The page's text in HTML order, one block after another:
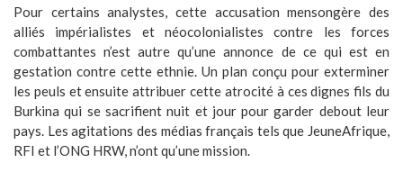
Pour certains analystes, cette accusation mensongère des
alliés impérialistes et néocolonialistes contre les forces
combattantes n’est autre qu’une annonce de ce qui est en
gestation contre cette ethnie. Un plan conçu pour exterminer
les peuls et ensuite attribuer cette atrocité à ces dignes fils du
Burkina qui se sacrifient nuit et jour pour garder debout leur
pays. Les agitations des médias français tels que JeuneAfrique,
RFI et l’ONG HRW, n’ont qu’une mission.